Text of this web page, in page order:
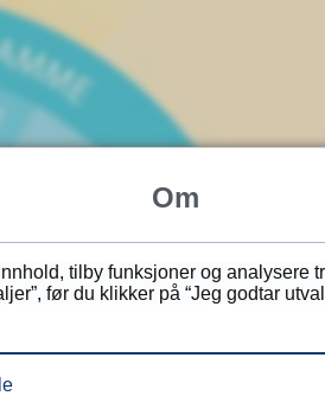
Om
tilby funksjoner og analysere
før du klikker på “Jeg godtar